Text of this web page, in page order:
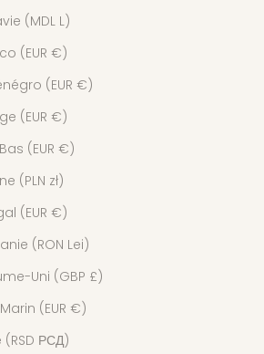
(MDL L)
(EUR €)
(EUR €)
(EUR €)
(EUR €)
(PLN zł)
(EUR €)
(RON Lei)
Uni (GBP £)
(EUR €)
(RSD РСД)